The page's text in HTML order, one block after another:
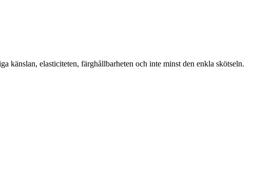
känslan, elasticiteten, färghållbarheten och inte minst den enkla skötseln.